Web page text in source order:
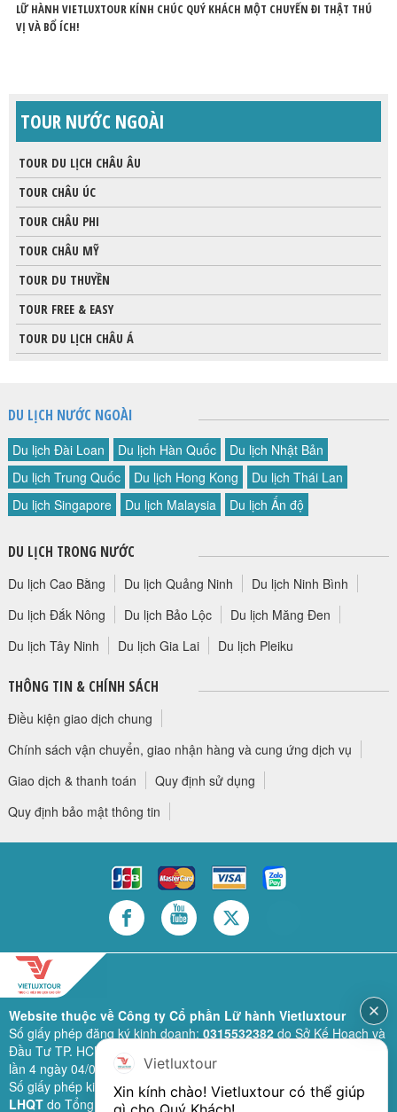
LỮ HÀNH VIETLUXTOUR KÍNH CHÚC QUÝ KHÁCH MỘT CHUYẾN ĐI THẬT THÚ
VỊ VÀ BỔ ÍCH!
TOUR NƯỚC NGOÀI
TOUR DU LỊCH CHÂU ÂU
TOUR CHÂU ÚC
TOUR CHÂU PHI
TOUR CHÂU MỸ
TOUR DU THUYỀN
TOUR FREE & EASY
TOUR DU LỊCH CHÂU Á
DU LỊCH NƯỚC NGOÀI
Du lịch Đài Loan Du lịch Hàn Quốc
Du lịch Nhật Bản
Du lịch Trung Quốc
Du lịch Hong Kong
Du lịch Thái Lan
Du lịch Singapore
Du lịch Malaysia Du lịch Ấn độ
DU LỊCH TRONG NƯỚC
Du lịch Cao Bằng Du lịch Quảng Ninh
Du lịch Ninh Bình
Du lịch Đắk Nông
Du lịch Bảo Lộc
Du lịch Măng Đen
Du lịch Tây Ninh
Du lịch Gia Lai Du lịch Pleiku
THÔNG TIN & CHÍNH SÁCH
Điều kiện giao dịch chung
Chính sách vận chuyển, giao nhận hàng và cung ứng dịch vụ
Giao dịch & thanh toán
Quy định sử dụng
Quy định bảo mật thông tin
Website thuộc về Công ty Cổ phần Lữ hành Vietluxtour
Số giấy phép đăng ký kinh doanh: 0315532382do Sở Kế Hoạch và
Đầu Tư TP. HCM cấp lần đầu ngày 28/02/2019 (sửa đổi bổ sung
lần 4 ngày 04/06/2024).
Số giấy phép kinh doanh lữ hành quốc tế:79-1111/2019/TCDL-GP
LHQTdo Tổng Cục Du Lịch (nay là Cục Du lịch quốc gia Việt Nam)
Vietluxtour
Xin kính chào! Vietluxtour có thể giúp